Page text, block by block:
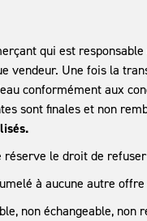
qui est
vendeur. Une fois la
conformément aux
sont finales et non
réserve le droit de
à aucune autre
non échangeable,